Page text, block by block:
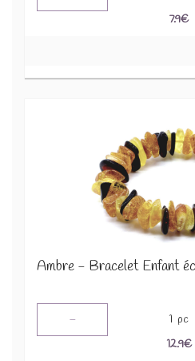
7.9€
- 1 pc
12.9€